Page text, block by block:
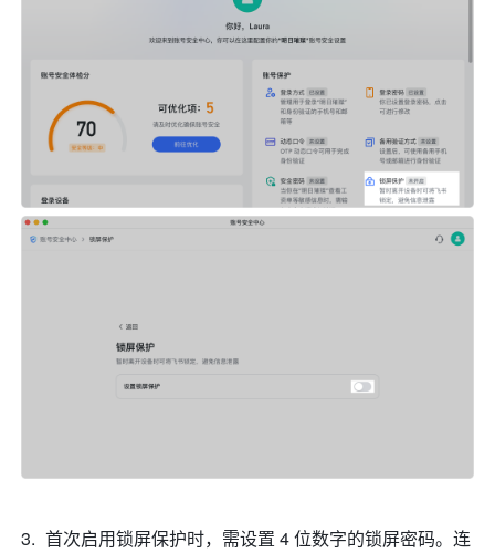
首次启用锁屏保护时，需设置 4 位数字的锁屏密码。连